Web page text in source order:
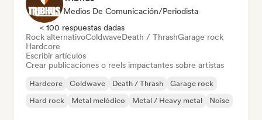
Medios De Comunicación/Periodista
< 100 respuestas dadas
Rock alternativoColdwaveDeath / ThrashGarage rock
Hardcore
Escribir artículos
Crear publicaciones o reels impactantes sobre artistas
Hardcore Coldwave Death / Thrash
Garage rock
Hard rock
Metal melódico Metal / Heavy metal Noise